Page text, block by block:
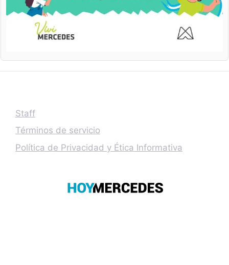
Staff
Términos de servicio
Política de Privacidad y Ética Informativa